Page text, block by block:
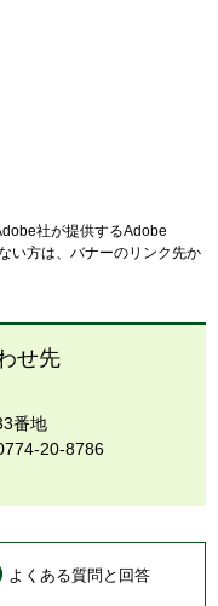
社が提供するAdobe
い方は、バナーのリンク先か
せ先
番地
20-8786
よくある質問と回答